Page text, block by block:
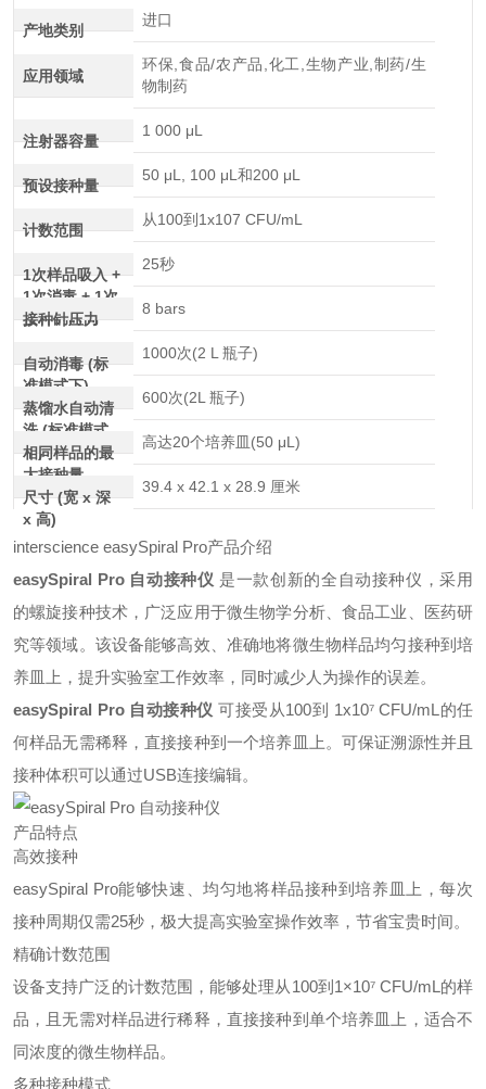
产地类别
进口
应用领域
环保,食品/农产品,化工,生物产业,制药/生
物制药
注射器容量
1 000 μL
预设接种量
50 μL, 100 μL和200 μL
计数范围
从100到1x107 CFU/mL
1次样品吸入 +
1次消毒 + 1次
接种的时间
25秒
接种针压力
8 bars
自动消毒 (标
准模式下)
1000次(2 L 瓶子)
蒸馏水自动清
洗 (标准模式
下)
600次(2L 瓶子)
相同样品的最
大接种量
高达20个培养皿(50 μL)
尺寸 (宽 x 深
x 高)
39.4 x 42.1 x 28.9 厘米
interscience easySpiral Pro产品介绍
easySpiral Pro 自动接种仪 是一款创新的全自动接种仪，采用
的螺旋接种技术，广泛应用于微生物学分析、食品工业、医药研
究等领域。该设备能够高效、准确地将微生物样品均匀接种到培
养皿上，提升实验室工作效率，同时减少人为操作的误差。
easySpiral Pro 自动接种仪 可接受从100到 1x10⁷ CFU/mL的任
何样品无需稀释，直接接种到一个培养皿上。可保证溯源性并且
接种体积可以通过USB连接编辑。
产品特点
高效接种
easySpiral Pro能够快速、均匀地将样品接种到培养皿上，每次
接种周期仅需25秒，极大提高实验室操作效率，节省宝贵时间。
精确计数范围
设备支持广泛的计数范围，能够处理从100到1×10⁷ CFU/mL的样
品，且无需对样品进行稀释，直接接种到单个培养皿上，适合不
同浓度的微生物样品。
多种接种模式